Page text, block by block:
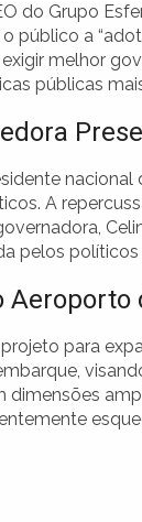
do Grupo
público a
melhor
públicas
A
pelos
Aeroporto
para